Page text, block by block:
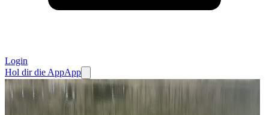
Login
Hol dir die AppApp